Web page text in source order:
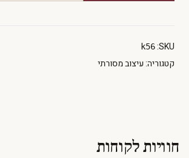
SKU:
k56
קטגוריה:עיצוב מסורתי
חוויות לקוחות